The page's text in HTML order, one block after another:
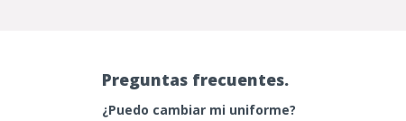
Preguntas frecuentes.
¿Puedo cambiar mi uniforme?